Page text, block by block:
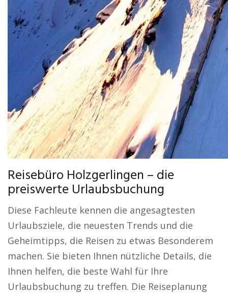
Reisebüro Holzgerlingen – die
preiswerte Urlaubsbuchung
Diese Fachleute kennen die angesagtesten
Urlaubsziele, die neuesten Trends und die
Geheimtipps, die Reisen zu etwas Besonderem
machen. Sie bieten Ihnen nützliche Details, die
Ihnen helfen, die beste Wahl für Ihre
Urlaubsbuchung zu treffen. Die Reiseplanung